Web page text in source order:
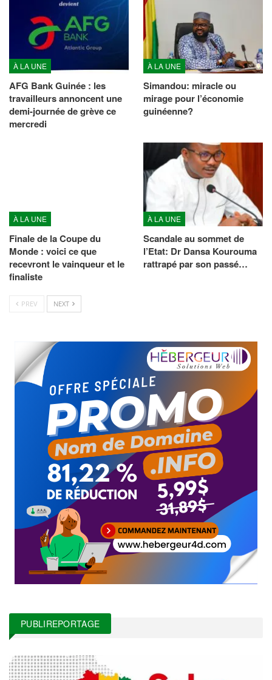
À LA UNE
AFG Bank Guinée : les
travailleurs annoncent une
demi-journée de grève ce
mercredi
À LA UNE
Simandou: miracle ou
mirage pour l’économie
guinéenne?
À LA UNE
Finale de la Coupe du
Monde : voici ce que
recevront le vainqueur et le
finaliste
À LA UNE
Scandale au sommet de
l’Etat: Dr Dansa Kourouma
rattrapé par son passé…
PREV NEXT
PUBLIREPORTAGE